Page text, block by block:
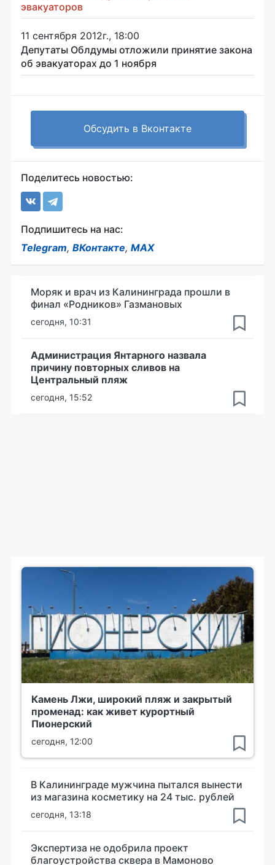
эвакуаторов
11 сентября 2012г., 18:00
Депутаты Облдумы отложили принятие закона
об эвакуаторах до 1 ноября
Обсудить в Вконтакте
Поделитесь новостью:
Подпишитесь на нас:
Telegram, ВКонтакте, MAX
Моряк и врач из Калининграда прошли в
финал «Родников» Газмановых
сегодня, 10:31
Администрация Янтарного назвала
причину повторных сливов на
Центральный пляж
сегодня, 15:52
Камень Лжи, широкий пляж и закрытый
променад: как живет курортный
Пионерский
сегодня, 12:00
В Калининграде мужчина пытался вынести
из магазина косметику на 24 тыс. рублей
сегодня, 13:18
Экспертиза не одобрила проект
благоустройства сквера в Мамоново